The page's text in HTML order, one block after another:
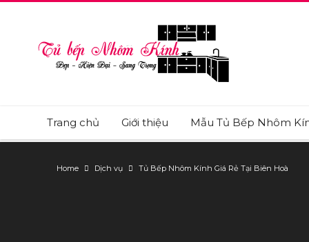
Trang chủ Giới thiệu Mẫu Tủ Bếp Nhôm
Home Dịch vụ Tủ Bếp Nhôm Kính Giá Rẻ Tại Biên Hoà